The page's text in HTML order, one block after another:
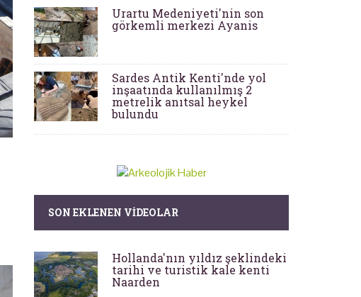
Urartu Medeniyeti'nin son
görkemli merkezi Ayanis
Sardes Antik Kenti'nde yol
inşaatında kullanılmış 2
metrelik anıtsal heykel
bulundu
SON EKLENEN VIDEOLAR
Hollanda'nın yıldız şeklindeki
tarihi ve turistik kale kenti
Naarden